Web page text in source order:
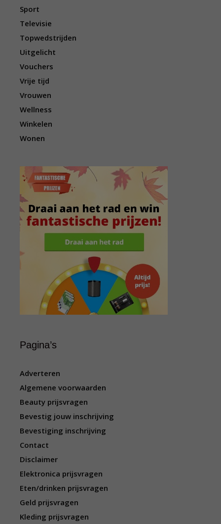
Sport
Televisie
Topwedstrijden
Uitgelicht
Vouchers
Vrije tijd
Vrouwen
Wellness
Winkelen
Wonen
Pagina’s
Adverteren
Algemene voorwaarden
Beauty prijsvragen
Bevestig jouw inschrijving
Bevestiging inschrijving
Contact
Disclaimer
Elektronica prijsvragen
Eten/drinken prijsvragen
Geld prijsvragen
Kleding prijsvragen